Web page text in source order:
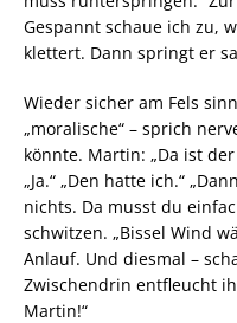
Gespannt schaue ich zu,
klettert. Dann springt er
Wieder sicher am Fels
„moralische“ – sprich
könnte. Martin: „Da ist
„Ja.“ „Den hatte ich.“
nichts. Da musst du
schwitzen. „Bissel Wind
Anlauf. Und diesmal –
Zwischendrin entfleucht
Martin!“